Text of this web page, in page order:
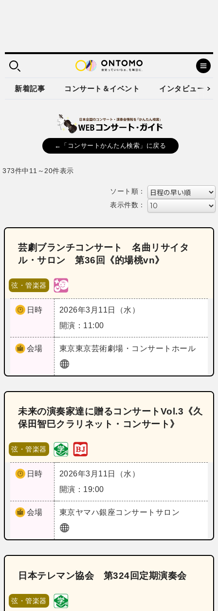
新着記事 コンサート＆イベント インタビュー
←「コンサートかんたん検索」に戻る
373件中11～20件表示
ソート順：
表示件数：
芸劇ブランチコンサート 名曲リサイタ
ル・サロン 第36回《的場桃vn》
弦・管楽器
日時
2026年3月11日（水）
開演：11:00
会場 東京東京芸術劇場・コンサートホール
未来の演奏家達に贈るコンサートVol.3《久
保田智巳クラリネット・コンサート》
弦・管楽器
日時
2026年3月11日（水）
開演：19:00
会場 東京ヤマハ銀座コンサートサロン
日本テレマン協会 第324回定期演奏会
弦・管楽器